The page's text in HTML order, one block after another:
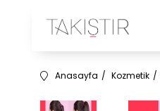
Anasayfa Kozmetik